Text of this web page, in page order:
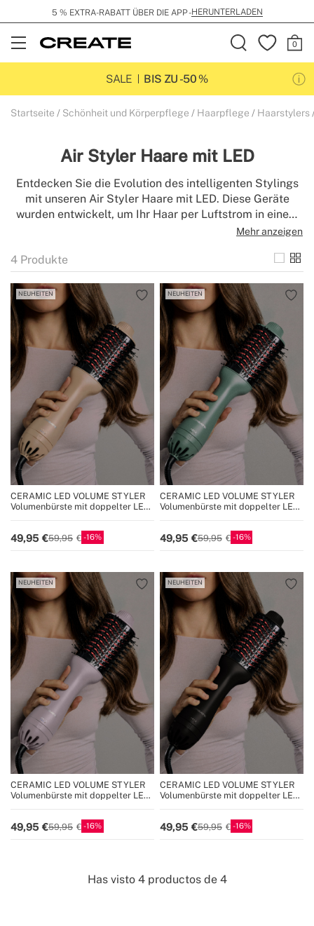
5 % EXTRA-RABATT ÜBER DIE APP -HERUNTERLADEN
Open
Menu
SALE
BIS ZU -50 %
Startseite Schönheit und Körperpflege Haarpflege Haarstylers
Air Styler Haare mit LED
Entdecken Sie die Evolution des intelligenten Stylings
mit unseren Air Styler Haare mit LED. Diese Geräte
wurden entwickelt, um Ihr Haar per Luftstrom in einem
einzigen Schritt zu trocknen, zu glätten und fließende
fortschrittliche Lichttechnologie die Gesundheit und
Struktur Ihres Haares vor Hitze. Genießen Sie ein
professionelles, vielseitiges und anspruchsvolles Finish
– die perfekte Balance zwischen Design und
Wohlbefinden mit der unverwechselbaren Handschrift
von Create.
Mehr anzeigen
4 Produkte
NEUHEITEN
CERAMIC LED VOLUME STYLER
Volumenbürste mit doppelter LED-
49,95 59,95 16
NEUHEITEN
CERAMIC LED VOLUME STYLER
Volumenbürste mit doppelter LED-
49,95 59,95 16
NEUHEITEN
CERAMIC LED VOLUME STYLER
Volumenbürste mit doppelter LED-
49,95 59,95 16
NEUHEITEN
CERAMIC LED VOLUME STYLER
Volumenbürste mit doppelter LED-
49,95 59,95 16
Has visto 4productos de 4